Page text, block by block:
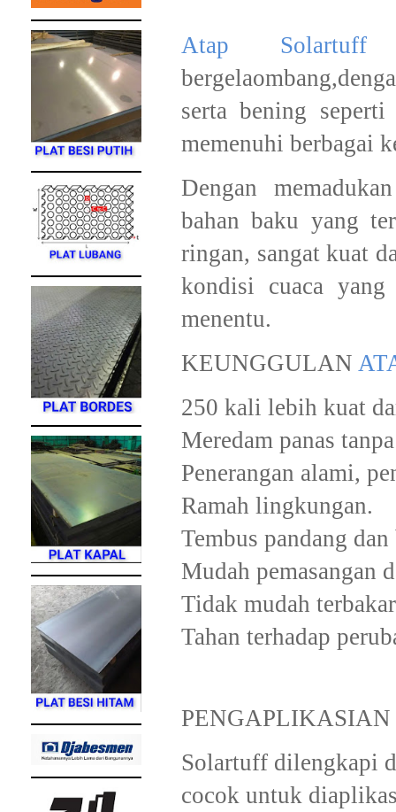
Atap Solartuff
serta bening
memenuhi berbagai
Dengan
bahan baku yang
ringan, sangat kuat
kondisi cuaca
menentu.
KEUNGGULAN
250 kali lebih kuat
Meredam panas
Penerangan alami,
Ramah lingkungan.
Tembus pandang
Mudah pemasangan
Tidak mudah terbakar
Tahan terhadap
PENGAPLIKASIAN
Solartuff dilengkapi
cocok untuk